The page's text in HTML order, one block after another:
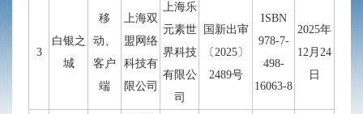
3
白银之
城
移
动、
客户
端
上海双
盟网络
科技有
限公司
上海乐
元素世
界科技
有限公
司
国新出审
〔2025〕
2489号
ISBN
978-7-
498-
16063-8
2025年
12月24
日